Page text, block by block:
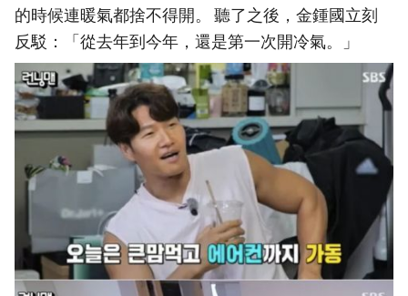
的時候連暖氣都捨不得開。 聽了之後，金鍾國立刻
反駁：「從去年到今年，還是第一次開冷氣。」